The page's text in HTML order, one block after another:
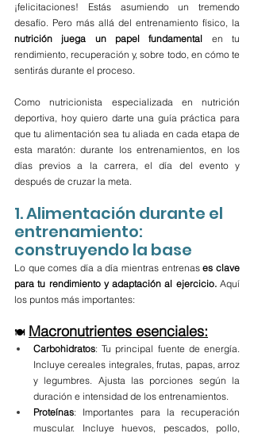
¡felicitaciones! Estás asumiendo un tremendo
nutrición juega un papel fundamental en tu
rendimiento, recuperación y, sobre todo, en cómo te
sentirás durante el proceso.
Como nutricionista especializada en nutrición
deportiva, hoy quiero darte una guía práctica para
que tu alimentación sea tu aliada en cada etapa de
esta maratón: durante los entrenamientos, en los
días previos a la carrera, el día del evento y
después de cruzar la meta.
1. Alimentación durante el
entrenamiento:
construyendo la base
Lo que comes día a día mientras entrenas es clave
para tu rendimiento y adaptación al ejercicio. Aquí
los puntos más importantes:
🍽️ Macronutrientes esenciales:
Carbohidratos: Tu principal fuente de energía.
Incluye cereales integrales, frutas, papas, arroz
y legumbres. Ajusta las porciones según la
duración e intensidad de los entrenamientos.
Proteínas: Importantes para la recuperación
muscular. Incluye huevos, pescados, pollo,